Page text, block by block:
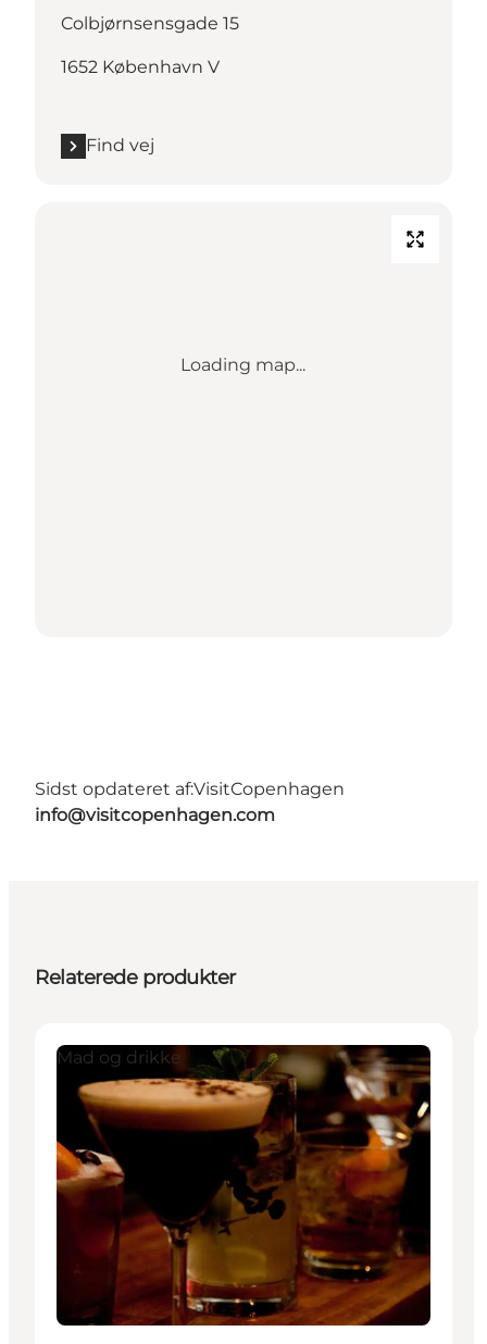
Colbjørnsensgade 15
1652 København V
Find vej
Loading map...
Sidst opdateret af:VisitCopenhagen
info@visitcopenhagen.com
Relaterede produkter
Mad og drikke